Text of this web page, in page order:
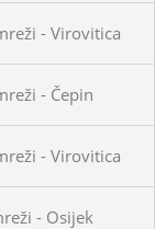
- Virovitica
- Čepin
- Virovitica
- Osijek